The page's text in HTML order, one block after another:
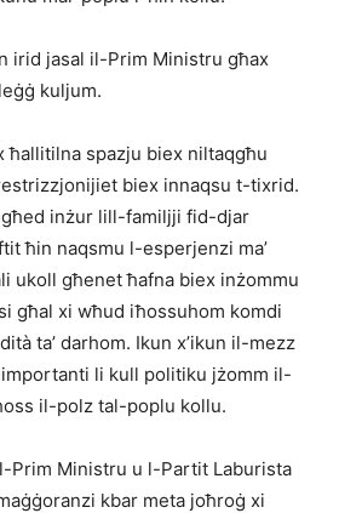
irid jasal il-Prim Ministru għax
kuljum.
ħallitilna spazju biex niltaqgħu
biex innaqsu t-tixrid.
inżur lill-familjji fid-djar
ħin naqsmu l-esperjenzi ma’
ukoll għenet ħafna biex inżommu
għal xi wħud iħossuhom komdi
ta’ darhom. Ikun x’ikun il-mezz
li kull politiku jżomm il-
il-polz tal-poplu kollu.
Prim Ministru u l-Partit Laburista
kbar meta joħroġ xi